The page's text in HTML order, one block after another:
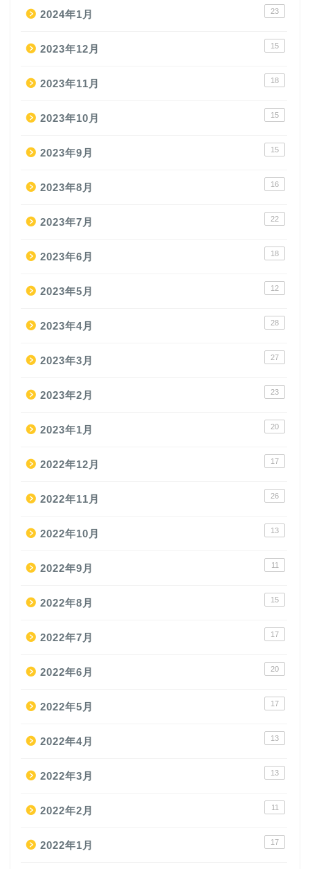
2024年1月 23
2023年12月 15
2023年11月 18
2023年10月 15
2023年9月 15
2023年8月 16
2023年7月 22
2023年6月 18
2023年5月 12
2023年4月 28
2023年3月 27
2023年2月 23
2023年1月 20
2022年12月 17
2022年11月 26
2022年10月 13
2022年9月 11
2022年8月 15
2022年7月 17
2022年6月 20
2022年5月 17
2022年4月 13
2022年3月 13
2022年2月 11
2022年1月 17